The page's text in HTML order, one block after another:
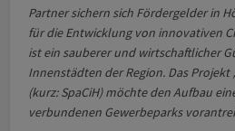
Partner sichern sich Fördergelder in
für die Entwicklung von innovativen
ist ein sauberer und wirtschaftlicher
Innenstädten der Region. Das Projekt
(kurz: SpaCiH) möchte den Aufbau
verbundenen Gewerbeparks